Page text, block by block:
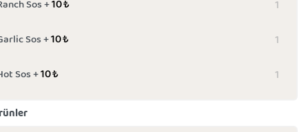
Sos +10₺
Sos +10₺
Sos +10₺